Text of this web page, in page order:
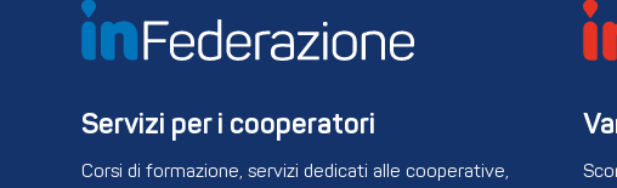
Servizi per i cooperatori
Corsi di formazione, servizi dedicati alle cooperative,